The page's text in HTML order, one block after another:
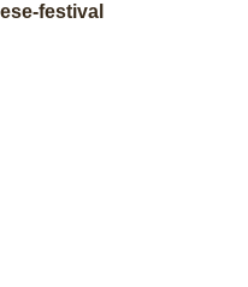
festival